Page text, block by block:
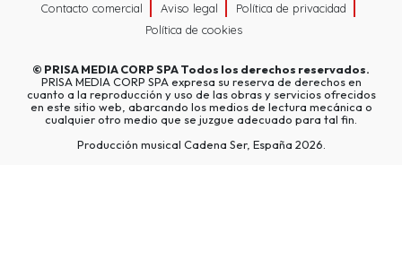
Contacto comercial Aviso legal
Política de privacidad
Política de cookies
© PRISA MEDIA CORP SPATodos los derechos reservados.
PRISA MEDIA CORP SPA expresa su reserva de derechos en
cuanto a la reproducción y uso de las obras y servicios ofrecidos
en este sitio web, abarcando los medios de lectura mecánica o
cualquier otro medio que se juzgue adecuado para tal fin.
Producción musical Cadena Ser, España 2026.